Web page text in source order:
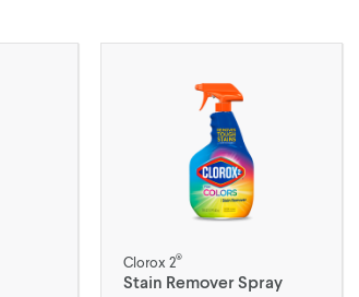
Clorox 2®
Stain Remover Spray